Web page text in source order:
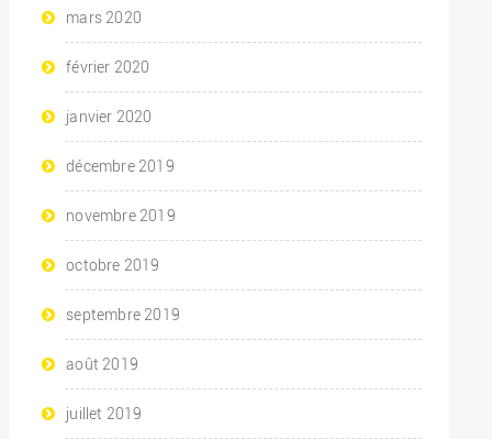
mars 2020
février 2020
janvier 2020
décembre 2019
novembre 2019
octobre 2019
septembre 2019
août 2019
juillet 2019